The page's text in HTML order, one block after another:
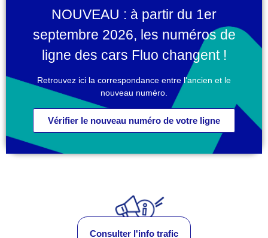
NOUVEAU : à partir du 1er
septembre 2026, les numéros de
ligne des cars Fluo changent !
Retrouvez ici la correspondance entre l'ancien et le
nouveau numéro.
Vérifier le nouveau numéro de votre ligne
Consulter l'info trafic